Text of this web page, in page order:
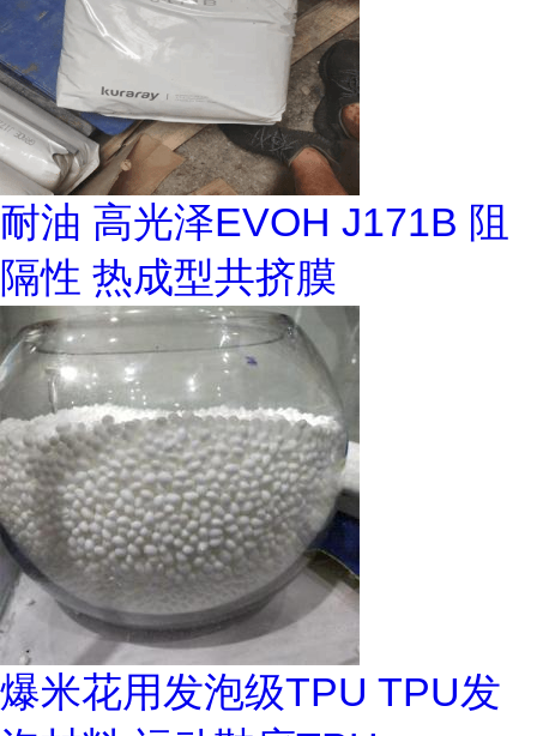
耐油 高光泽EVOH J171B 阻
隔性 热成型共挤膜
爆米花用发泡级TPU TPU发